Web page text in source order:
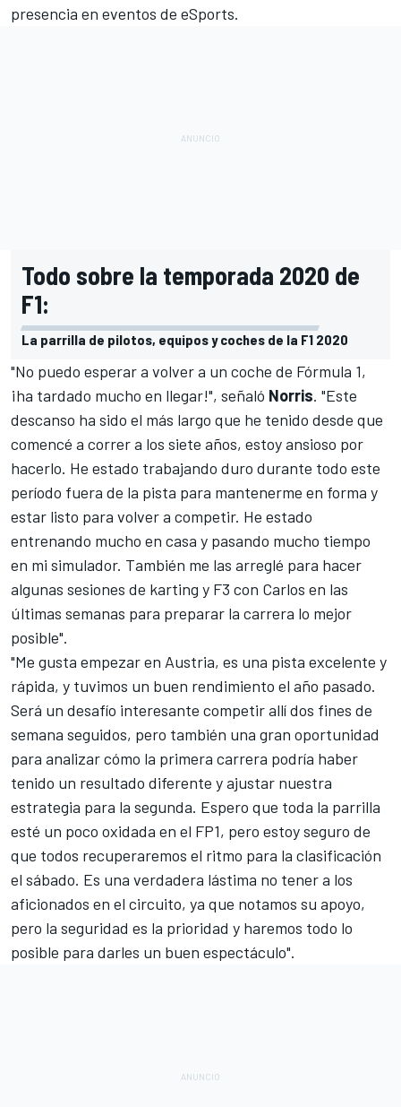
presencia en eventos de eSports.
Todo sobre la temporada 2020 de
F1:
La parrilla de pilotos, equipos y coches de la F1 2020
"No puedo esperar a volver a un coche de Fórmula 1,
¡ha tardado mucho en llegar!", señaló Norris. "Este
descanso ha sido el más largo que he tenido desde que
comencé a correr a los siete años, estoy ansioso por
hacerlo. He estado trabajando duro durante todo este
período fuera de la pista para mantenerme en forma y
estar listo para volver a competir. He estado
entrenando mucho en casa y pasando mucho tiempo
en mi simulador. También me las arreglé para hacer
algunas sesiones de karting y F3 con Carlos en las
últimas semanas para preparar la carrera lo mejor
posible".
"Me gusta empezar en Austria, es una pista excelente y
rápida, y tuvimos un buen rendimiento el año pasado.
Será un desafío interesante competir allí dos fines de
semana seguidos, pero también una gran oportunidad
para analizar cómo la primera carrera podría haber
tenido un resultado diferente y ajustar nuestra
estrategia para la segunda. Espero que toda la parrilla
esté un poco oxidada en el FP1, pero estoy seguro de
que todos recuperaremos el ritmo para la clasificación
el sábado. Es una verdadera lástima no tener a los
aficionados en el circuito, ya que notamos su apoyo,
pero la seguridad es la prioridad y haremos todo lo
posible para darles un buen espectáculo".